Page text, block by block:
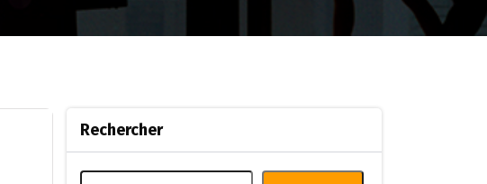
Rechercher